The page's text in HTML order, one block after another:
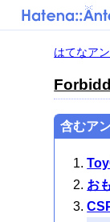
はてなア
含むア
お